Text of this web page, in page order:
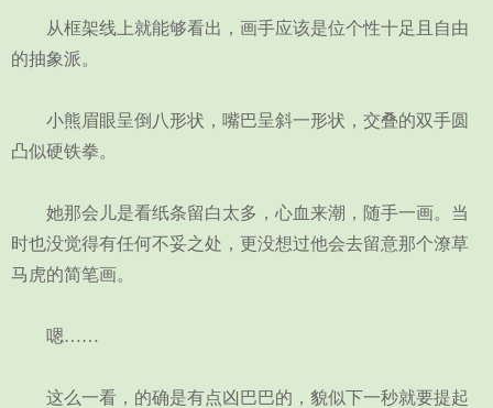
从框架线上就能够看出，画手应该是位个性十足且自由
的抽象派。
小熊眉眼呈倒八形状，嘴巴呈斜一形状，交叠的双手圆
凸似硬铁拳。
她那会儿是看纸条留白太多，心血来潮，随手一画。当
时也没觉得有任何不妥之处，更没想过他会去留意那个潦草
马虎的简笔画。
嗯……
这么一看，的确是有点凶巴巴的，貌似下一秒就要提起